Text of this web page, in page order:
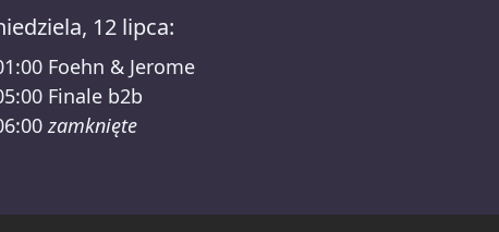
12 lipca:
Foehn & Jerome
Finale b2b
zamknięte